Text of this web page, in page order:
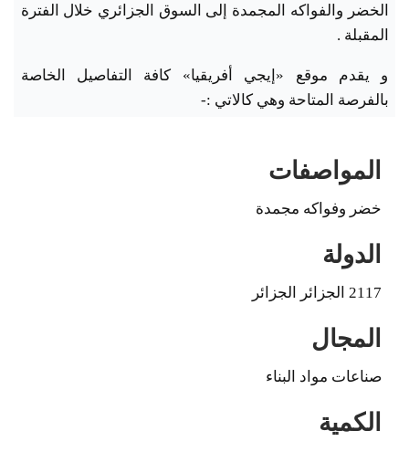
الخضر والفواكه المجمدة إلى السوق الجزائري خلال الفترة
المقبلة .
و يقدم موقع «إيجي أفريقيا» كافة التفاصيل الخاصة
بالفرصة المتاحة وهي كالاتي :-
المواصفات
خضر وفواكه مجمدة
الدولة
2117 الجزائر الجزائر
المجال
صناعات مواد البناء
الكمية